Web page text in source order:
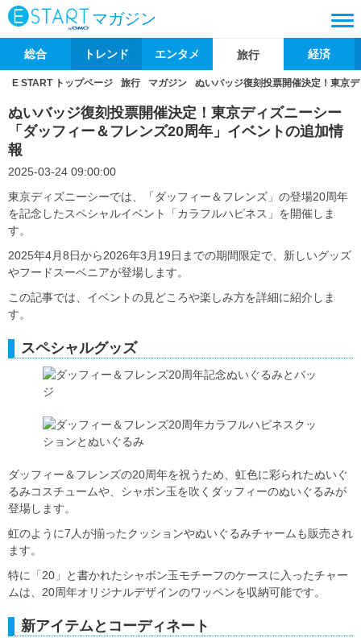
マガジン
総合 トレンド エンタメ 旅行 経済
E START トップページ 旅行 マガジン ぬいバッジ復刻投票開催決定！東京
ぬいバッジ復刻投票開催決定！東京ディズニーシー
「ダッフィー＆フレンズ20周年」イベントの追加情
報
2025-03-24 09:00:00
東京ディズニーシーでは、「ダッフィー＆フレンズ」の登場20周年
を記念したスペシャルイベント「カラフルハピネス」を開催しま
す。
2025年4月8日から2026年3月19日までの期間限定で、新しいグッズ
やフードスーベニアが登場します。
この記事では、イベントの見どころや楽しみ方を詳細に紹介しま
す。
スペシャルグッズ
ダッフィー＆フレンズの20周年を祝うため、虹色に彩られたぬいぐ
るみコスチュームや、シャボン玉を吹くダッフィーのぬいぐるみが
登場します。
虹のように7人が揃ったクッションやぬいぐるみチャームも販売され
ます。
特に「20」と書かれたシャボン玉モチーフのケースに入ったチャー
ムは、20周年オリジナルデザインのワッペンを収納可能です。
新アイテムとコーディネート